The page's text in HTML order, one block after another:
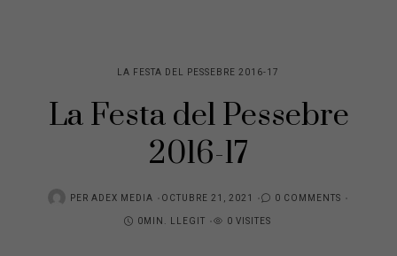
LA FESTA DEL PESSEBRE 2016-17
La Festa del Pessebre
2016-17
PER ADEX MEDIA
POSTED
ON
OCTUBRE 21, 2021
0 COMMENTS
0MIN. LLEGIT
0 VISITES